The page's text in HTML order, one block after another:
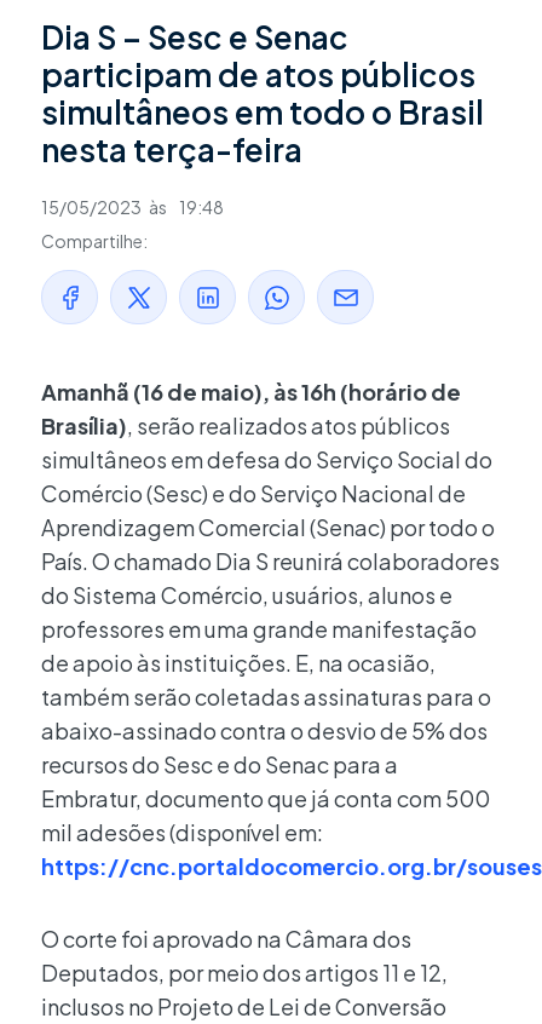
Dia S – Sesc e Senac
participam de atos públicos
simultâneos em todo o Brasil
nesta terça-feira
15/05/2023 às
19:48
Compartilhe:
Amanhã (16 de maio), às 16h (horário de
Brasília), serão realizados atos públicos
simultâneos em defesa do Serviço Social do
Comércio (Sesc) e do Serviço Nacional de
Aprendizagem Comercial (Senac) por todo o
País. O chamado Dia S reunirá colaboradores
do Sistema Comércio, usuários, alunos e
professores em uma grande manifestação
de apoio às instituições. E, na ocasião,
também serão coletadas assinaturas para o
abaixo-assinado contra o desvio de 5% dos
recursos do Sesc e do Senac para a
Embratur, documento que já conta com 500
mil adesões (disponível em:
https://cnc.portaldocomercio.org.br/
O corte foi aprovado na Câmara dos
Deputados, por meio dos artigos 11 e 12,
inclusos no Projeto de Lei de Conversão